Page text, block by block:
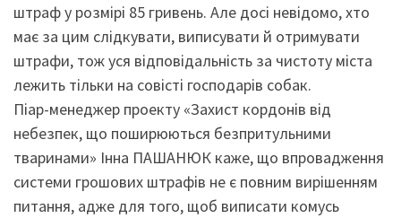
штраф у розмірі 85 гривень. Але досі невідомо, хто
має за цим слідкувати, виписувати й отримувати
штрафи, тож уся відповідальність за чистоту міста
лежить тільки на совісті господарів собак.
Піар-менеджер проекту «Захист кордонів від
небезпек, що поширюються безпритульними
тваринами» Інна ПАШАНЮК каже, що впровадження
системи грошових штрафів не є повним вирішенням
питання, адже для того, щоб виписати комусь